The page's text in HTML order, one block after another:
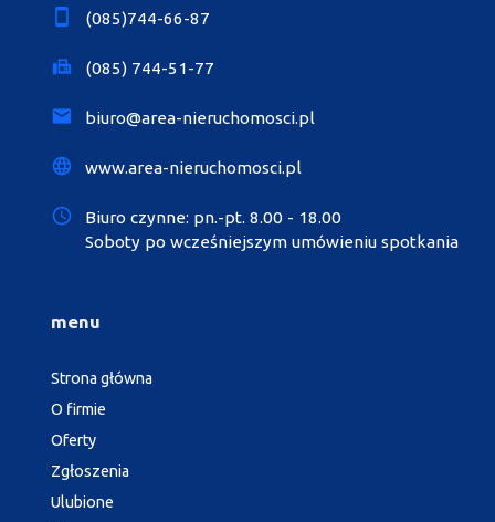
(085)744-66-87
(085) 744-51-77
biuro@area-nieruchomosci.pl
www.area-nieruchomosci.pl
Biuro czynne: pn.-pt. 8.00 - 18.00
Soboty po wcześniejszym umówieniu spotkania
menu
Strona główna
O firmie
Oferty
Zgłoszenia
Ulubione